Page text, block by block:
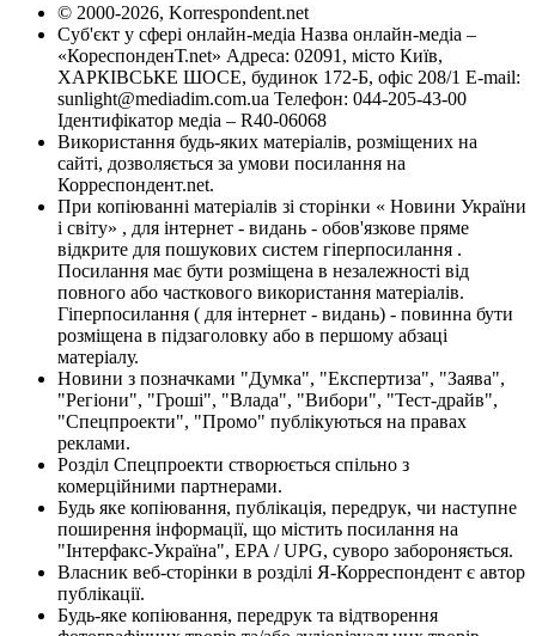
© 2000-2026, Korrespondent.net
Суб'єкт у сфері онлайн-медіа Назва онлайн-медіа –
«КореспонденТ.net» Адреса: 02091, місто Київ,
ХАРКІВСЬКЕ ШОСЕ, будинок 172-Б, офіс 208/1 E-mail:
sunlight@mediadim.com.ua Телефон: 044-205-43-00
Ідентифікатор медіа – R40-06068
Використання будь-яких матеріалів, розміщених на
сайті, дозволяється за умови посилання на
Корреспондент.net.
При копіюванні матеріалів зі сторінки « Новини України
і світу» , для інтернет - видань - обов'язкове пряме
відкрите для пошукових систем гіперпосилання .
Посилання має бути розміщена в незалежності від
повного або часткового використання матеріалів.
Гіперпосилання ( для інтернет - видань) - повинна бути
розміщена в підзаголовку або в першому абзаці
матеріалу.
Новини з позначками "Думка", "Експертиза", "Заява",
"Регіони", "Гроші", "Влада", "Вибори", "Тест-драйв",
"Спецпроекти", "Промо" публікуються на правах
реклами.
Розділ Спецпроекти створюється спільно з
комерційними партнерами.
Будь яке копіювання, публікація, передрук, чи наступне
поширення інформації, що містить посилання на
"Інтерфакс-Україна", EPA / UPG, суворо забороняється.
Власник веб-сторінки в розділі Я-Корреспондент є автор
публікації.
Будь-яке копіювання, передрук та відтворення